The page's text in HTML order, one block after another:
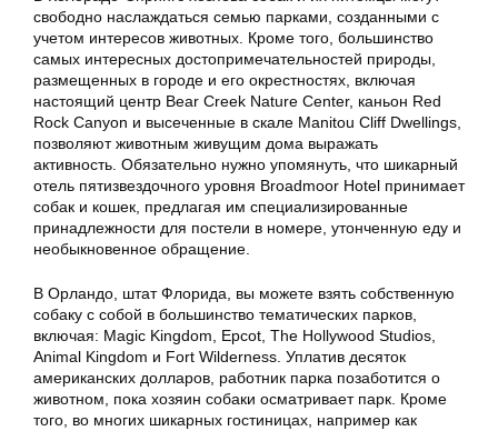
свободно наслаждаться семью парками, созданными с
учетом интересов животных. Кроме того, большинство
самых интересных достопримечательностей природы,
размещенных в городе и его окрестностях, включая
настоящий центр Bear Creek Nature Center, каньон Red
Rock Canyon и высеченные в скале Manitou Cliff Dwellings,
позволяют животным живущим дома выражать
активность. Обязательно нужно упомянуть, что шикарный
отель пятизвездочного уровня Broadmoor Hotel принимает
собак и кошек, предлагая им специализированные
принадлежности для постели в номере, утонченную еду и
необыкновенное обращение.
В Орландо, штат Флорида, вы можете взять собственную
собаку с собой в большинство тематических парков,
включая: Magic Kingdom, Epcot, The Hollywood Studios,
Animal Kingdom и Fort Wilderness. Уплатив десяток
американских долларов, работник парка позаботится о
животном, пока хозяин собаки осматривает парк. Кроме
того, во многих шикарных гостиницах, например как